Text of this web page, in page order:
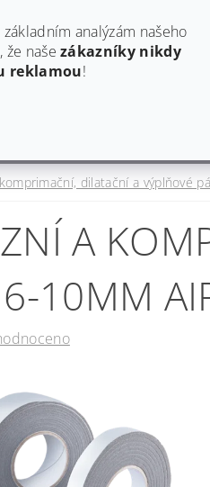
606624953
dilatační a výplňové
A
6-10MM
analýzám našeho
že našezákazníky nikdy
reklamou!